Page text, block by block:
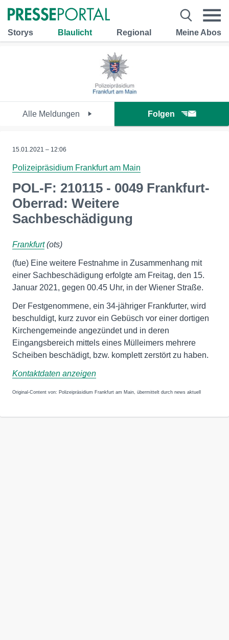
Storys Blaulicht Regional Meine Abos
Alle Meldungen Folgen
15.01.2021 – 12:06
Polizeipräsidium Frankfurt am Main
POL-F: 210115 - 0049 Frankfurt-
Oberrad: Weitere
Sachbeschädigung
Frankfurt(ots)
(fue) Eine weitere Festnahme in Zusammenhang mit
einer Sachbeschädigung erfolgte am Freitag, den 15.
Januar 2021, gegen 00.45 Uhr, in der Wiener Straße.
Der Festgenommene, ein 34-jähriger Frankfurter, wird
beschuldigt, kurz zuvor ein Gebüsch vor einer dortigen
Kirchengemeinde angezündet und in deren
Eingangsbereich mittels eines Mülleimers mehrere
Scheiben beschädigt, bzw. komplett zerstört zu haben.
Kontaktdaten anzeigen
Original-Content von: Polizeipräsidium Frankfurt am Main, übermittelt durch news aktuell